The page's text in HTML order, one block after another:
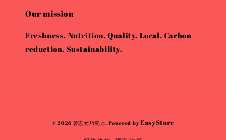
Our mission
Freshness. Nutrition. Quality. Local. Carbon
reduction. Sustainability.
© 2026 曾志元巧克力. Powered by EasyStore